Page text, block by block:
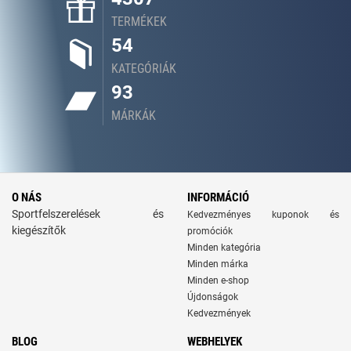
TERMÉKEK
54
KATEGÓRIÁK
93
MÁRKÁK
O NÁS
Sportfelszerelések és
kiegészítők
INFORMÁCIÓ
Kedvezményes kuponok és
promóciók
Minden kategória
Minden márka
Minden e-shop
Újdonságok
Kedvezmények
BLOG WEBHELYEK